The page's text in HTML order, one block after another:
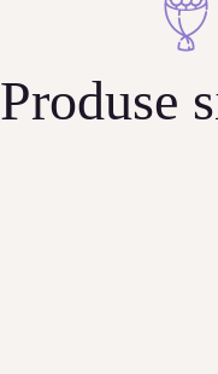
Produse